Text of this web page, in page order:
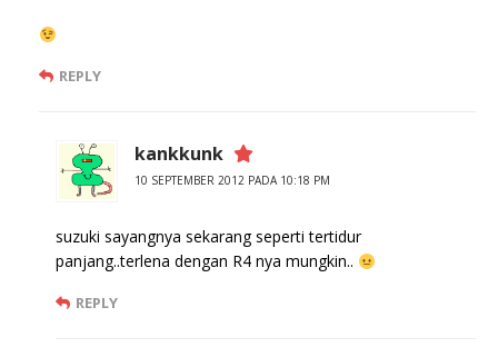
REPLY
kankkunk
10 SEPTEMBER 2012 PADA 10:18 PM
suzuki sayangnya sekarang seperti tertidur
panjang..terlena dengan R4 nya mungkin..
REPLY